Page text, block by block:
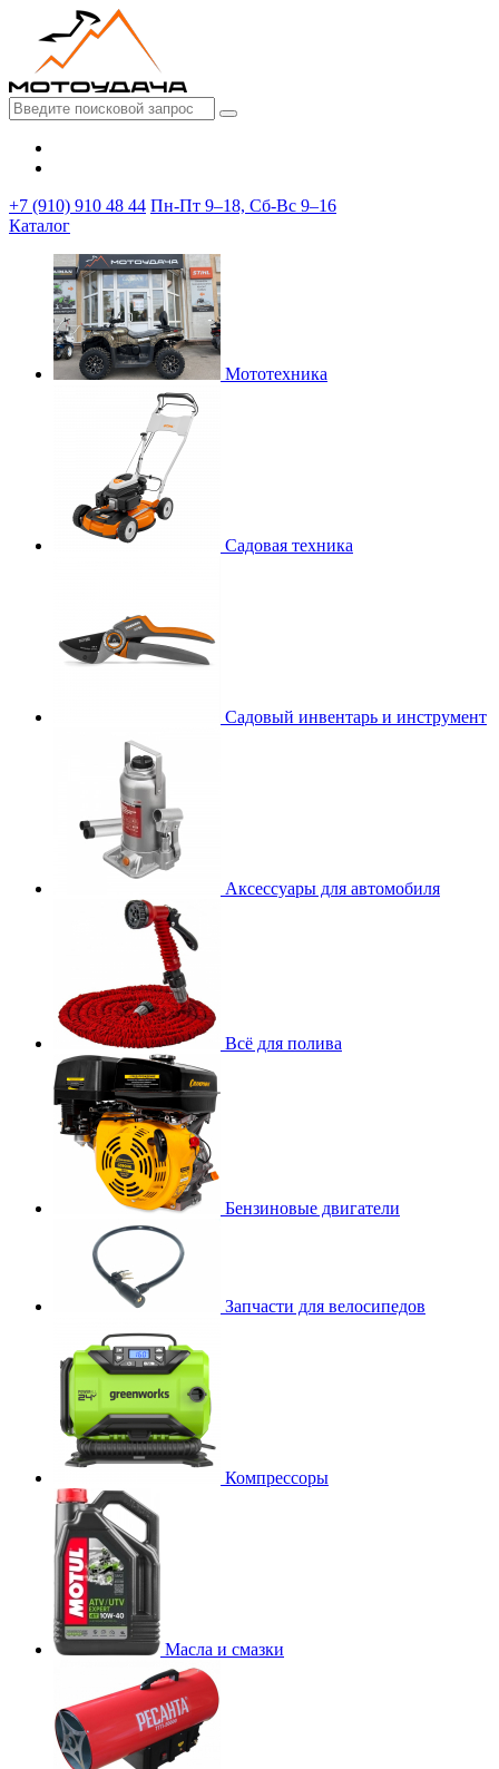
+7 (910) 910 48 44 Пн-Пт 9–18, Сб-Вс 9–16
Каталог
Мототехника
Садовая техника
Садовый инвентарь и инструмент
Аксессуары для автомобиля
Всё для полива
Бензиновые двигатели
Запчасти для велосипедов
Компрессоры
Масла и смазки